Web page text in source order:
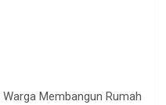
Membangun Rumah